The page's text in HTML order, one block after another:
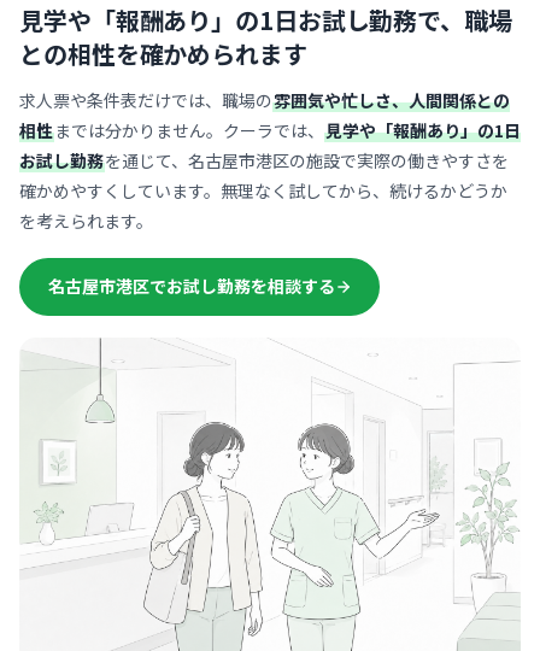
見学や「報酬あり」の1日お試し勤務で、 職場
との相性を確かめられます
求人票や条件表だけでは、職場の雰囲気や忙しさ、人間関係との
相性までは分かりません。クーラでは、 見学や「報酬あり」の1日
お試し勤務を通じて、名古屋市港区の施設で実際の働きやすさを
確かめやすくしています。無理なく試してから、続けるかどうか
を考えられます。
名古屋市港区でお試し勤務を相談する